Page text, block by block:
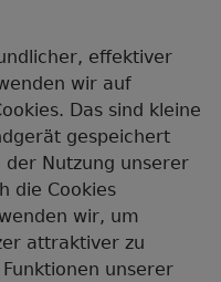
effektiver
wir auf
Das sind kleine
gespeichert
der Nutzung unserer
die Cookies
wir, um
attraktiver zu
unserer